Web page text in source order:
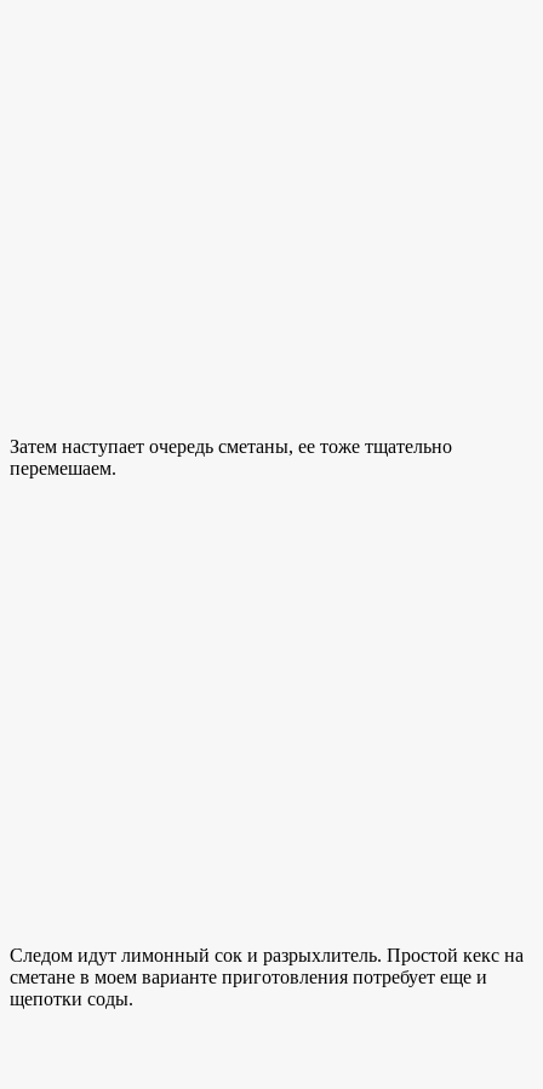
Затем наступает очередь сметаны, ее тоже тщательно
перемешаем.
Следом идут лимонный сок и разрыхлитель. Простой кекс на
сметане в моем варианте приготовления потребует еще и
щепотки соды.